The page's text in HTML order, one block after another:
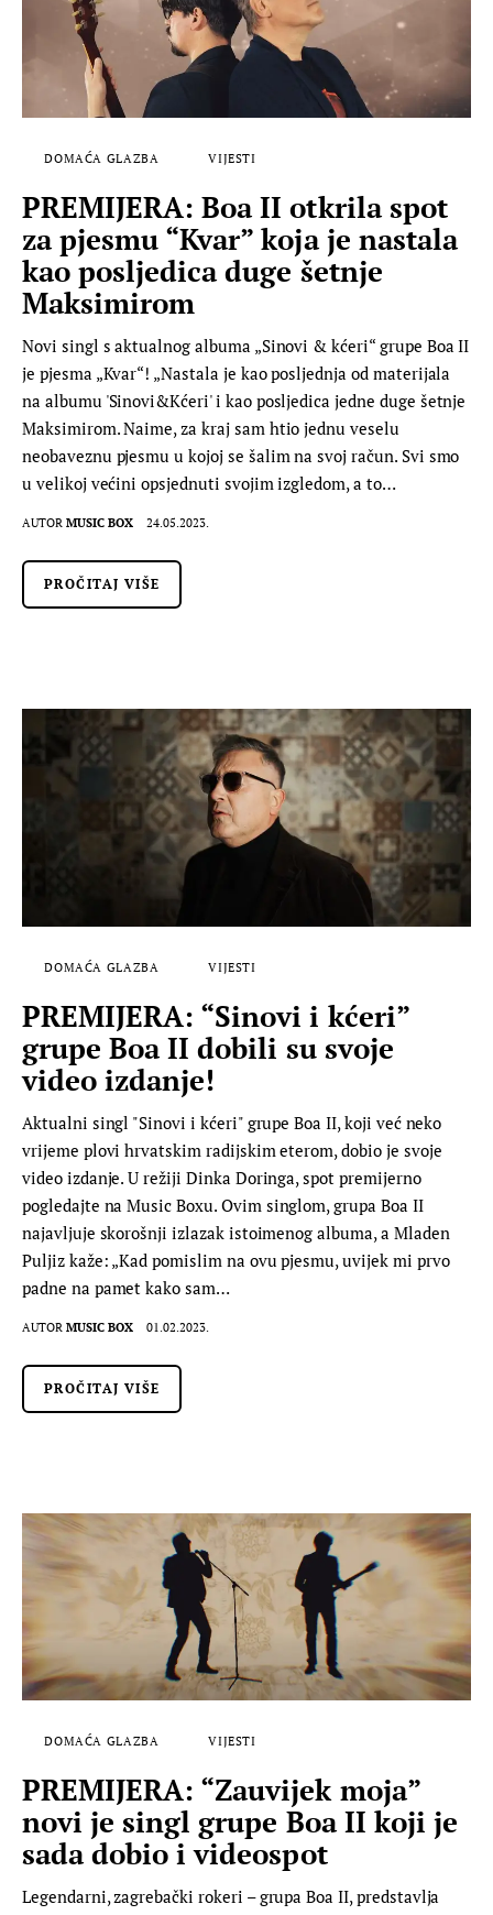
DOMAĆA GLAZBA VIJESTI
PREMIJERA: Boa II otkrila spot
za pjesmu “Kvar” koja je nastala
kao posljedica duge šetnje
Maksimirom
Novi singl s aktualnog albuma „Sinovi & kćeri“ grupe Boa II
je pjesma „Kvar“! „Nastala je kao posljednja od materijala
na albumu 'Sinovi&Kćeri' i kao posljedica jedne duge šetnje
Maksimirom. Naime, za kraj sam htio jednu veselu
neobaveznu pjesmu u kojoj se šalim na svoj račun. Svi smo
u velikoj većini opsjednuti svojim izgledom, a to…
AUTOR MUSIC BOX 24.05.2023.
PROČITAJ VIŠE
DOMAĆA GLAZBA VIJESTI
PREMIJERA: “Sinovi i kćeri”
grupe Boa II dobili su svoje
video izdanje!
Aktualni singl "Sinovi i kćeri" grupe Boa II, koji već neko
vrijeme plovi hrvatskim radijskim eterom, dobio je svoje
video izdanje. U režiji Dinka Doringa, spot premijerno
pogledajte na Music Boxu. Ovim singlom, grupa Boa II
najavljuje skorošnji izlazak istoimenog albuma, a Mladen
Puljiz kaže: „Kad pomislim na ovu pjesmu, uvijek mi prvo
padne na pamet kako sam…
AUTOR MUSIC BOX 01.02.2023.
PROČITAJ VIŠE
DOMAĆA GLAZBA VIJESTI
PREMIJERA: “Zauvijek moja”
novi je singl grupe Boa II koji je
sada dobio i videospot
Legendarni, zagrebački rokeri – grupa Boa II, predstavlja